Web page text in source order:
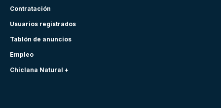
Contratación
Usuarios registrados
Tablón de anuncios
Empleo
Chiclana Natural +